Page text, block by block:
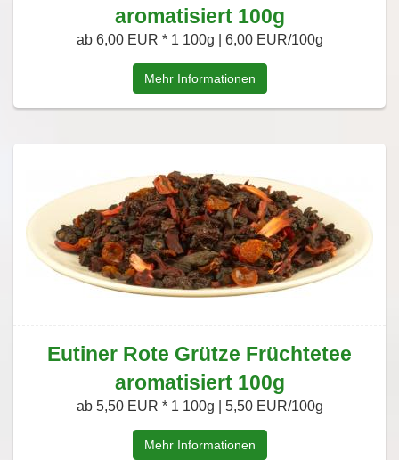
aromatisiert 100g
ab 6,00 EUR * 1 100g | 6,00 EUR/100g
Mehr Informationen
Eutiner Rote Grütze Früchtetee
aromatisiert 100g
ab 5,50 EUR * 1 100g | 5,50 EUR/100g
Mehr Informationen